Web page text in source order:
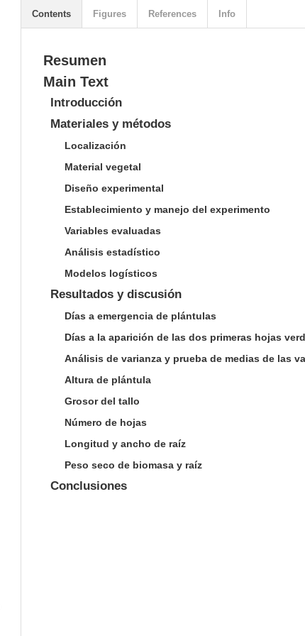
Resumen
Main Text
Introducción
Materiales y métodos
Localización
Material vegetal
Diseño experimental
Establecimiento y manejo del experimento
Variables evaluadas
Análisis estadístico
Modelos logísticos
Resultados y discusión
Días a emergencia de plántulas
Días a la aparición de las dos primeras hojas
Análisis de varianza y prueba de medias de las
Altura de plántula
Grosor del tallo
Número de hojas
Longitud y ancho de raíz
Peso seco de biomasa y raíz
Conclusiones
Contents Figures References Info